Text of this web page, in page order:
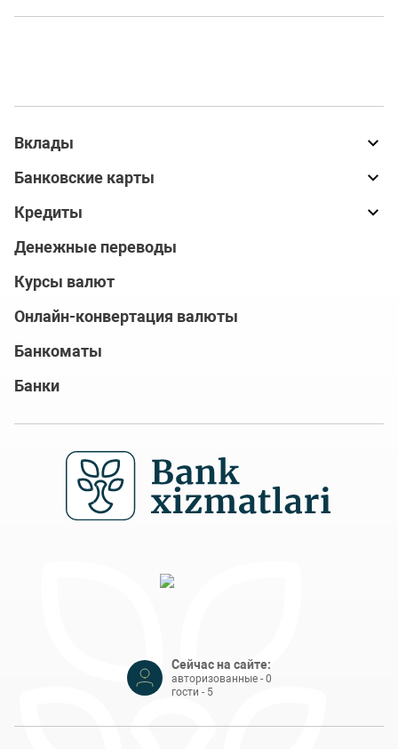
Вклады
Банковские карты
Кредиты
Денежные переводы
Курсы валют
Онлайн-конвертация валюты
Банкоматы
Банки
Сейчас на сайте:
авторизованные - 0
гости - 5